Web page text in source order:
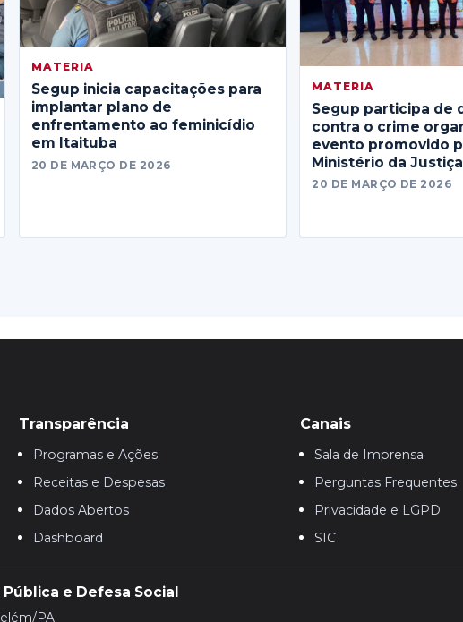
MATERIA
Segup inicia capacitações para
implantar plano de
enfrentamento ao feminicídio
em Itaituba
20 DE MARÇO DE 2026
MATERIA
Segup participa de
contra o crime
evento promovido
Ministério da Justiça
20 DE MARÇO DE 2026
Transparência
Programas e Ações
Receitas e Despesas
Dados Abertos
Dashboard
Canais
Sala de Imprensa
Perguntas Frequentes
Privacidade e LGPD
SIC
e Defesa Social
PA